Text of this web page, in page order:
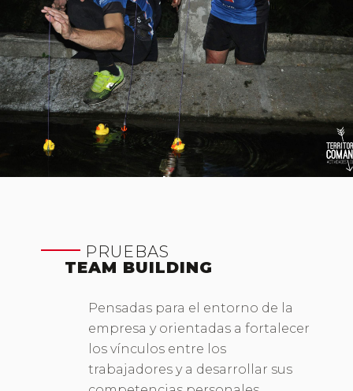
PRUEBAS
TEAM BUILDING
Pensadas para el entorno de la
empresa y orientadas a fortalecer
los vínculos entre los
trabajadores y a desarrollar sus